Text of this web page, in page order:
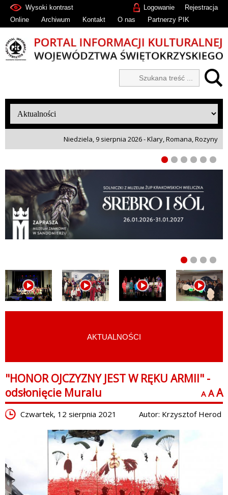
Rejestracja
Logowanie
Wysoki kontrast
Online
Archiwum Kontakt O nas Partnerzy PIK
Niedziela, 9 sierpnia 2026 - Klary, Romana, Rozyny
AKTUALNOŚCI
"HONOR OJCZYZNY JEST W RĘKU ARMII" -
odsłonięcie Muralu
A A A
Czwartek, 12 sierpnia 2021 Autor: Krzysztof Herod